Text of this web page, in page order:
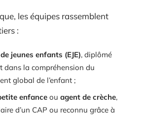
les équipes rassemblent
:
jeunes enfants (EJE), diplômé
dans la compréhension du
global de l’enfant ;
enfance ou agent de crèche,
d’un CAP ou reconnu grâce à